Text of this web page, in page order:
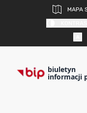
MAPA
biuletyn
informacji